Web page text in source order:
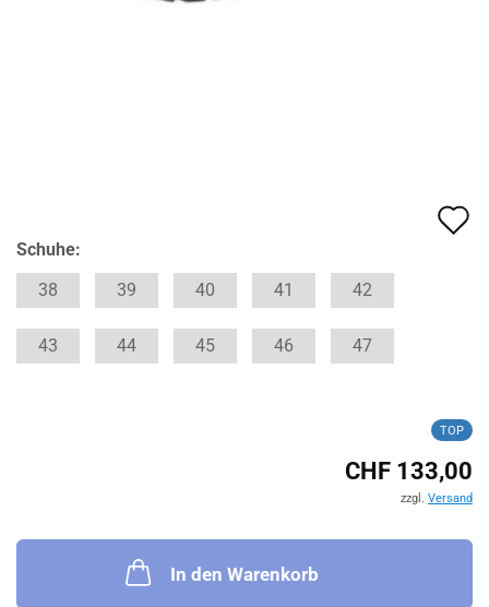
Schuhe:
38
39 40 41 42
43 44 45 46 47
TOP
CHF 133,00
zzgl. Versand
In den Warenkorb